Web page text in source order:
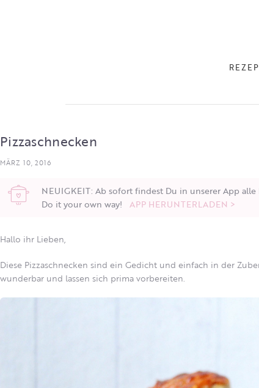
Pizzaschnecken
MÄRZ 10, 2016
NEUIGKEIT: Ab sofort findest Du in unserer App
Do it your own way! APP HERUNTERLADEN >
Hallo ihr Lieben,
Diese Pizzaschnecken sind ein Gedicht und einfach in der
wunderbar und lassen sich prima vorbereiten.